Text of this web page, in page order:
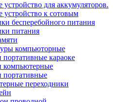
устройство для аккумуляторов.
устройство к сотовым
бесперебойного питания
питания
компьюторные
караоке
компьютерные
портативные
переходники